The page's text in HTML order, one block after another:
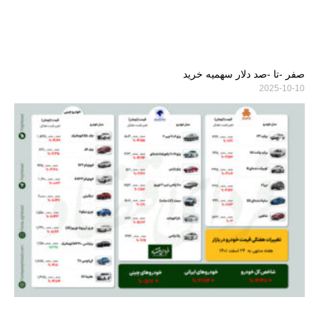
صفر -تا -صد دلار سهمیه خرید
2025-10-10